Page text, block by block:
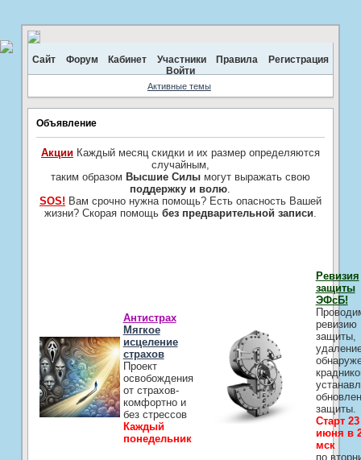
Сайт Форум Кабинет Участники Правила
Регистрация
Войти
Активные темы
Объявление
АкцииКаждый месяц скидки и их размер определяются
случайным,
таким образом Высшие Силымогут выражать свою
поддержку и волю
SOS! Вам срочно нужна помощь? Есть опасность Вашей
жизни? Скорая помощь без предварительной записи
Антистрах
Мягкое
исцеление
страхов
Проект
освобождения
от страхов-
комфортно и
без стрессов
Каждый
понедельник
Ревизия
защиты
ЭФсБ!
ревизию
защиты,
защиты.
Старт 23
июня в
мск
по